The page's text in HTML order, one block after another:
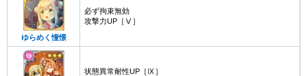
ゆらめく憧憬
必ず拘束無効
攻撃力UP［Ⅴ］
状態異常耐性UP［Ⅸ］